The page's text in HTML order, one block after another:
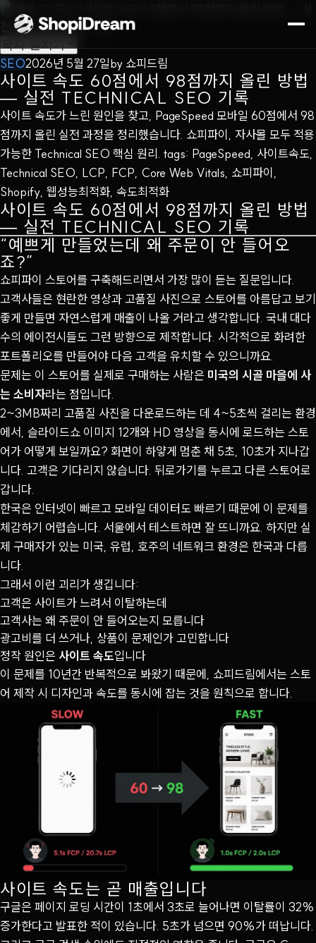
홈
전 Technical SEO 기록
목차펼치기
SEO2026년 5월 27일by 쇼피드림
사이트 속도 60점에서 98점까지 올린 방법
— 실전 TECHNICAL SEO 기록
사이트 속도가 느린 원인을 찾고, PageSpeed 모바일 60점에서 98
점까지 올린 실전 과정을 정리했습니다. 쇼피파이, 자사몰 모두 적용
가능한 Technical SEO 핵심 원리. tags: PageSpeed, 사이트속도,
Technical SEO, LCP, FCP, Core Web Vitals, 쇼피파이,
Shopify, 웹성능최적화, 속도최적화
사이트 속도 60점에서 98점까지 올린 방법
— 실전 TECHNICAL SEO 기록
“예쁘게 만들었는데 왜 주문이 안 들어오
죠?”
쇼피파이 스토어를 구축해드리면서 가장 많이 듣는 질문입니다.
고객사들은 현란한 영상과 고품질 사진으로 스토어를 아름답고 보기
좋게 만들면 자연스럽게 매출이 나올 거라고 생각합니다. 국내 대다
수의 에이전시들도 그런 방향으로 제작합니다. 시각적으로 화려한
포트폴리오를 만들어야 다음 고객을 유치할 수 있으니까요.
문제는 이 스토어를 실제로 구매하는 사람은 미국의 시골 마을에 사
는 소비자라는 점입니다.
2~3MB짜리 고품질 사진을 다운로드하는 데 4~5초씩 걸리는 환경
에서, 슬라이드쇼 이미지 12개와 HD 영상을 동시에 로드하는 스토
어가 어떻게 보일까요? 화면이 하얗게 멈춘 채 5초, 10초가 지나갑
니다. 고객은 기다리지 않습니다. 뒤로가기를 누르고 다른 스토어로
갑니다.
한국은 인터넷이 빠르고 모바일 데이터도 빠르기 때문에 이 문제를
체감하기 어렵습니다. 서울에서 테스트하면 잘 뜨니까요. 하지만 실
제 구매자가 있는 미국, 유럽, 호주의 네트워크 환경은 한국과 다릅
니다.
그래서 이런 괴리가 생깁니다:
고객은 사이트가 느려서 이탈하는데
고객사는 왜 주문이 안 들어오는지 모릅니다
광고비를 더 쓰거나, 상품이 문제인가 고민합니다
정작 원인은 사이트 속도입니다
이 문제를 10년간 반복적으로 봐왔기 때문에, 쇼피드림에서는 스토
어 제작 시 디자인과 속도를 동시에 잡는 것을 원칙으로 합니다.
사이트 속도는 곧 매출입니다
구글은 페이지 로딩 시간이 1초에서 3초로 늘어나면 이탈률이 32%
증가한다고 발표한 적이 있습니다. 5초가 넘으면 90%가 떠납니다.